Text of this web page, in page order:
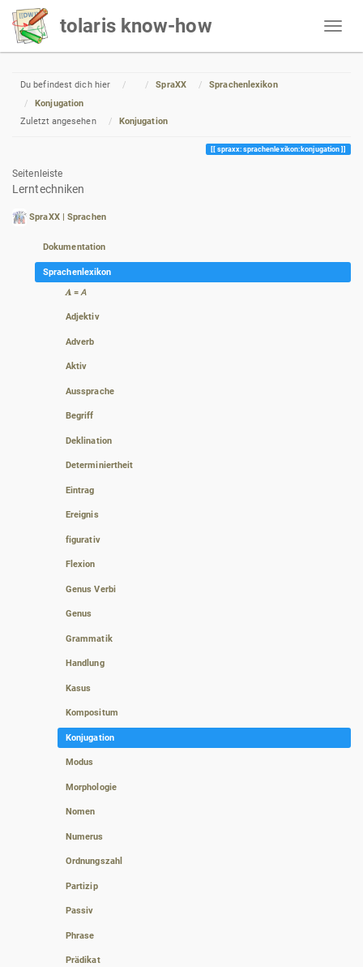
tolaris know-how
Du befindest dich hier HomeSpraXX
Sprachenlexikon
Konjugation
Zuletzt angesehen
Konjugation
spraxx:sprachenlexikon:konjugation
Seitenleiste
Lerntechniken
SpraXX | Sprachen
Dokumentation
Sprachenlexikon
𝑨 = 𝘈
Adjektiv
Adverb
Aktiv
Aussprache
Begriff
Deklination
Determiniertheit
Eintrag
Ereignis
figurativ
Flexion
Genus Verbi
Genus
Grammatik
Handlung
Kasus
Kompositum
Konjugation
Modus
Morphologie
Nomen
Numerus
Ordnungszahl
Partizip
Passiv
Phrase
Prädikat